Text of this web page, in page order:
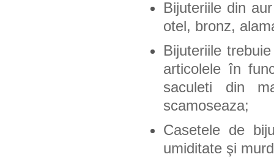
Bijuteriile din
otel, bronz,
Bijuteriile
articolele în
saculeti din
scamoseaza;
Casetele de
umiditate şi